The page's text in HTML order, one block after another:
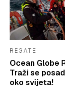
REGATE
Ocean Globe
Traži se
oko svijeta!